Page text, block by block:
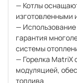
— Котлы
изготовленными
— Использование
гарантия
системы
— Горелка MatriX
модуляцией,
топлива